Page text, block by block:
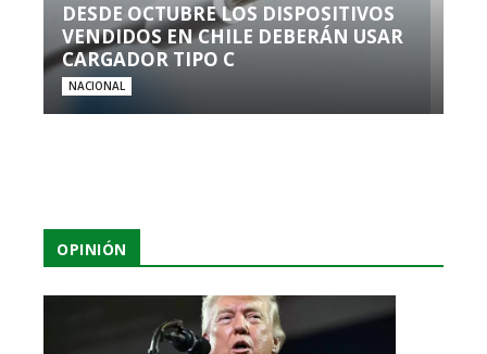
DESDE OCTUBRE LOS DISPOSITIVOS
VENDIDOS EN CHILE DEBERÁN USAR
CARGADOR TIPO C
NACIONAL
OPINIÓN